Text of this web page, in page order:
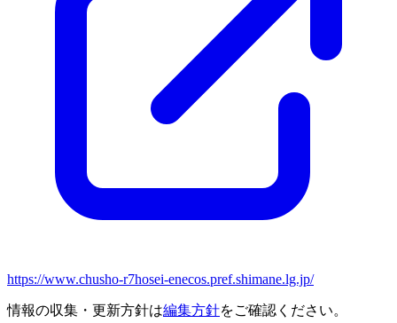
https://www.chusho-r7hosei-enecos.pref.shimane.lg.jp/
情報の収集・更新方針は編集方針をご確認ください。